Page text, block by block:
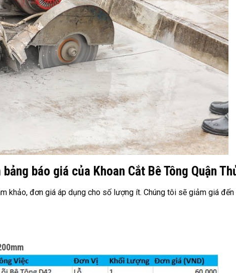
báo giá của Khoan Cắt Bê Tông Quận
khảo, đơn giá áp dụng cho số lượng ít. Chúng tôi sẽ giảm giá đến